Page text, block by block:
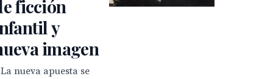
ficción
y
imagen
nueva apuesta se